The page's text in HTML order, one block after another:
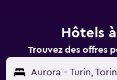
Hôtels
Trouvez des offres
Aurora - Turin,